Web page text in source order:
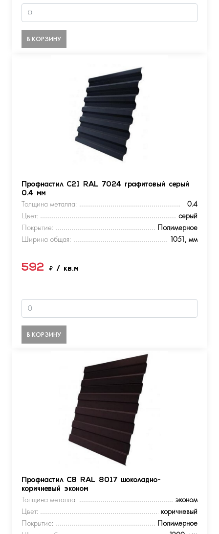
В КОРЗИНУ
Профнастил С21 RAL 7024 графитовый серый
0.4 мм
Толщина металла:
0.4
Цвет:
серый
Покрытие:
Полимерное
Ширина общая:
1051, мм
592 ₽ / кв.м
В КОРЗИНУ
Профнастил С8 RAL 8017 шоколадно-
коричневый эконом
Толщина металла:
эконом
Цвет:
коричневый
Покрытие:
Полимерное